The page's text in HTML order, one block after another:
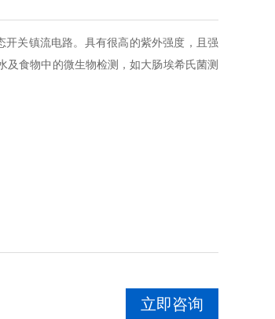
关镇流电路。具有很高的紫外强度，且强
及食物中的微生物检测，如大肠埃希氏菌测
立即咨询